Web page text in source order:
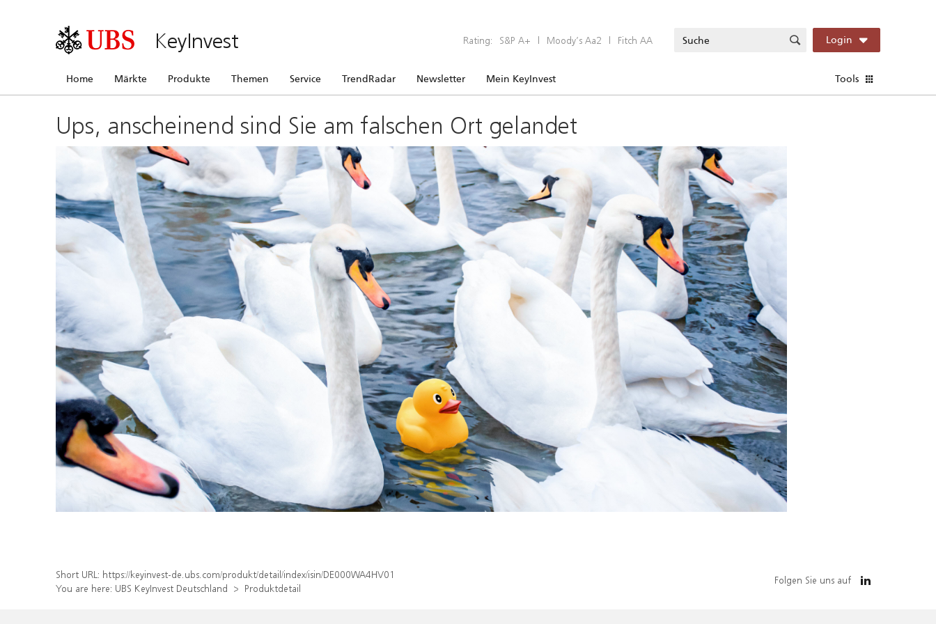
KeyInvest Rating: S&P A+ | Moody’s Aa2 | Fitch AA Login
Home Märkte Produkte Themen Service TrendRadar Newsletter Mein KeyInvest Tools
Ups, anscheinend sind Sie am falschen Ort gelandet
Short URL: https://keyinvest-de.ubs.com/produkt/detail/index/isin/DE000WA4HV01
You are here: UBS KeyInvest Deutschland Produktdetail
Folgen Sie uns auf